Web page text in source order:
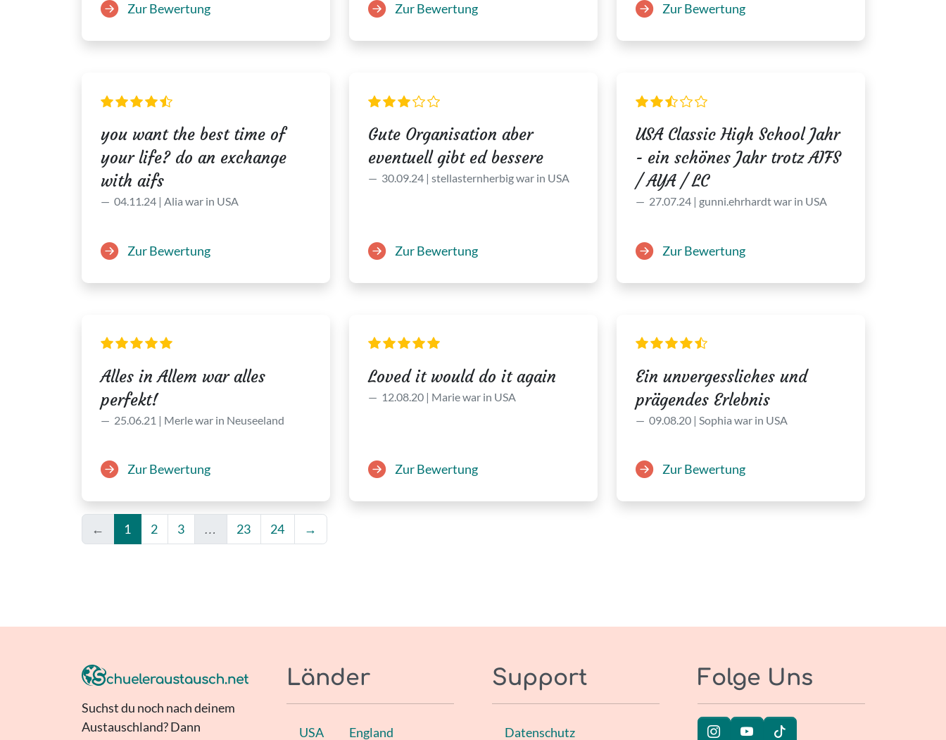
Zur Bewertung Zur Bewertung Zur Bewertung
you want the best time of
your life? do an exchange
with aifs
04.11.24 | Alia war in USA
Zur Bewertung
Gute Organisation aber
eventuell gibt ed bessere
30.09.24 | stellasternherbig war in USA
Zur Bewertung
USA Classic High School Jahr
- ein schönes Jahr trotz AIFS
/ AYA / LC
27.07.24 | gunni.ehrhardt war in USA
Zur Bewertung
Alles in Allem war alles
perfekt!
25.06.21 | Merle war in Neuseeland
Zur Bewertung
Loved it would do it again
12.08.20 | Marie war in USA
Zur Bewertung
Ein unvergessliches und
prägendes Erlebnis
09.08.20 | Sophia war in USA
Zur Bewertung
← 1 2 3 … 23 24 →
Suchst du noch nach deinem
Austauschland? Dann
Länder
USA England
Support
Datenschutz
Folge Uns